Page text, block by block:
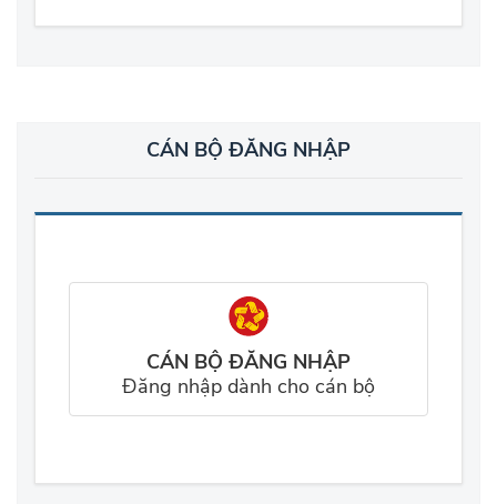
CÁN BỘ ĐĂNG NHẬP
CÁN BỘ ĐĂNG NHẬP
Đăng nhập dành cho cán bộ